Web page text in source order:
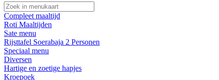
Compleet maaltijd
Roti Maaltijden
Sate menu
Rijsttafel Soerabaja 2 Personen
Speciaal menu
Diversen
Hartige en zoetige hapjes
Kroepoek